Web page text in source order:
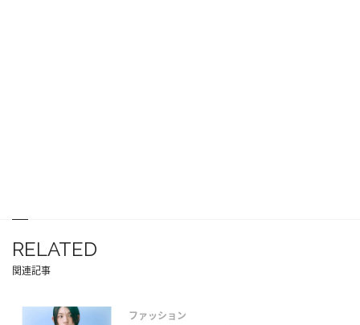
RELATED
関連記事
ファッション